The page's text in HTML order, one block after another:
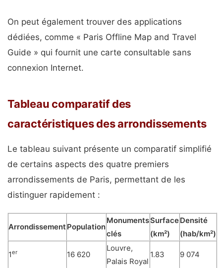
On peut également trouver des applications
dédiées, comme « Paris Offline Map and Travel
Guide » qui fournit une carte consultable sans
connexion Internet.
Tableau comparatif des
caractéristiques des arrondissements
Le tableau suivant présente un comparatif simplifié
de certains aspects des quatre premiers
arrondissements de Paris, permettant de les
distinguer rapidement :
Arrondissement Population
Monuments
clés
Surface
(km²)
Densité
(hab/km²)
1er 16 620
Louvre,
Palais Royal
1.83 9 074